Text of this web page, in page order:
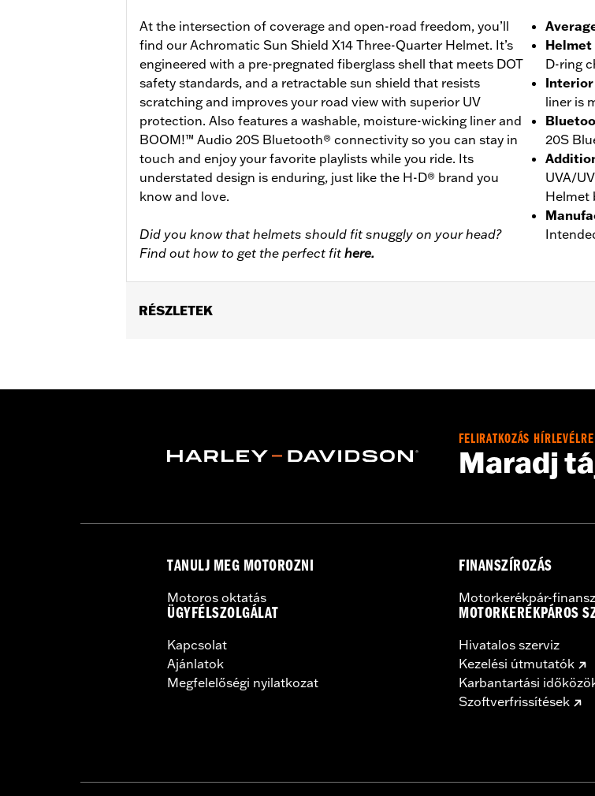
At the intersection of coverage and open-road freedom, you’ll
find our Achromatic Sun Shield X14 Three-Quarter Helmet. It’s
engineered with a pre-pregnated fiberglass shell that meets DOT
safety standards, and a retractable sun shield that resists
scratching and improves your road view with superior UV
protection. Also features a washable, moisture-wicking liner and
BOOM!™ Audio 20S Bluetooth® connectivity so you can stay in
touch and enjoy your favorite playlists while you ride. Its
understated design is enduring, just like the H-D® brand you
know and love.
Did you know that helmets should fit snuggly on your head?
Find out how to get the perfect fit here.
D-ring
liner is
20S
UVA/
Helmet
RÉSZLETEK
WARRANTY:2 year limited warranty - Go towww.h-d.com/warrantyfor full
FELIRATKOZÁS HÍRLEVÉLRE
Maradj
TANULJ MEG MOTOROZNI
Motoros oktatás
ÜGYFÉLSZOLGÁLAT
Kapcsolat
Ajánlatok
Megfelelőségi nyilatkozat
FINANSZÍROZÁS
Motorkerékpár-
MOTORKERÉKPÁROS
Hivatalos szerviz
Kezelési útmutatók
Karbantartási
Szoftverfrissítések